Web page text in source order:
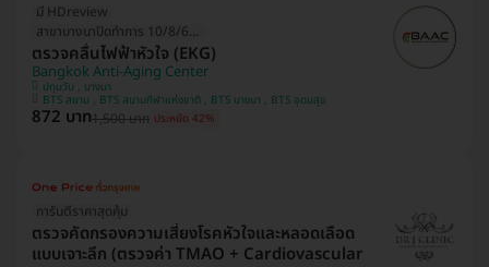
มี HDreview
สาขาบางนาปิดทำการ 10/8/69 (1วัน)
ตรวจคลื่นไฟฟ้าหัวใจ (EKG)
Bangkok Anti-Aging Center
ปทุมวัน , บางนา
BTS สยาม , BTS สนามกีฬาแห่งชาติ , BTS บางนา , BTS อุดมสุข
872 บาท1,500 บาท ประหยัด 42%
การันตีราคาสุดคุ้ม
ตรวจคัดกรองความเสี่ยงโรคหัวใจและหลอดเลือด
แบบเจาะลึก (ตรวจค่า TMAO + Cardiovascular